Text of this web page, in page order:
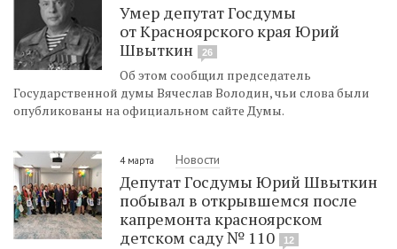
Умер депутат Госдумы
от Красноярского края Юрий
Швыткин
26
Об этом сообщил председатель
Государственной думы Вячеслав Володин, чьи слова были
опубликованы на официальном сайте Думы.
4 марта Новости
Депутат Госдумы Юрий Швыткин
побывал в открывшемся после
капремонта красноярском
детском саду № 110
12